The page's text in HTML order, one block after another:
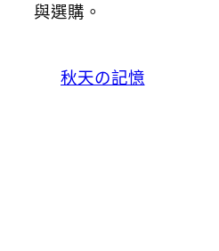
與選購。
秋天の記憶